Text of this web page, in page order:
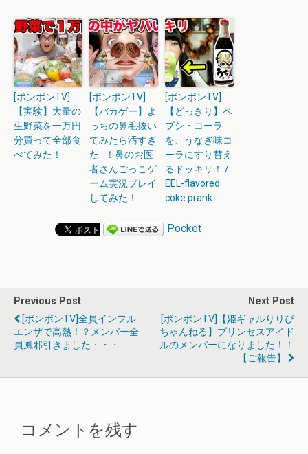
[ボンボンTV]
【実験】大量の
生野菜を一万円
分買って全部食
べてみた！
[ボンボンTV]
【バカゲー】よ
っちの鼻毛抜い
てみたら汚すぎ
た…！鼻のお医
者さんごっこゲ
ーム実況プレイ
してみた！
[ボンボンTV]
【どっきり】ペ
プシ・コーラ
を、うなぎ味コ
ーラにすり替え
るドッキリ！ /
EEL-flavored
coke prank
Pocket
Previous Post
[ボンボンTV]全員インフル
エンザで高熱！？メンバー全
員風邪引きました・・・
Next Post
[ボンボンTV]【姫ギャルりりぴ
ちゃんねる】プリンセスアイド
ルのメンバーになりました！！
【ご報告】
コメントを残す